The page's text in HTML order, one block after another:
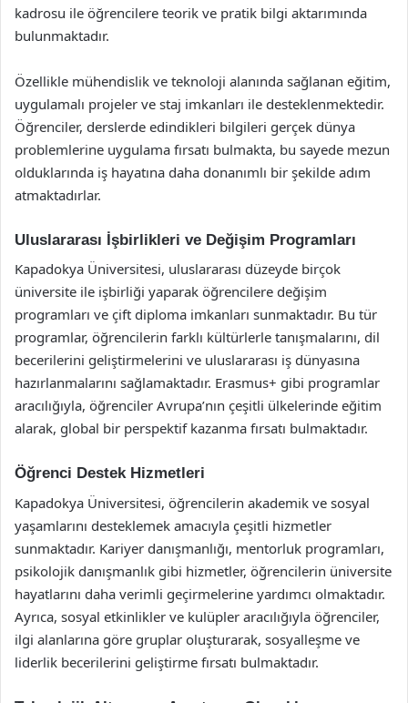
kadrosu ile öğrencilere teorik ve pratik bilgi aktarımında
bulunmaktadır.
Özellikle mühendislik ve teknoloji alanında sağlanan eğitim,
uygulamalı projeler ve staj imkanları ile desteklenmektedir.
Öğrenciler, derslerde edindikleri bilgileri gerçek dünya
problemlerine uygulama fırsatı bulmakta, bu sayede mezun
olduklarında iş hayatına daha donanımlı bir şekilde adım
atmaktadırlar.
Uluslararası İşbirlikleri ve Değişim Programları
Kapadokya Üniversitesi, uluslararası düzeyde birçok
üniversite ile işbirliği yaparak öğrencilere değişim
programları ve çift diploma imkanları sunmaktadır. Bu tür
programlar, öğrencilerin farklı kültürlerle tanışmalarını, dil
becerilerini geliştirmelerini ve uluslararası iş dünyasına
hazırlanmalarını sağlamaktadır. Erasmus+ gibi programlar
aracılığıyla, öğrenciler Avrupa’nın çeşitli ülkelerinde eğitim
alarak, global bir perspektif kazanma fırsatı bulmaktadır.
Öğrenci Destek Hizmetleri
Kapadokya Üniversitesi, öğrencilerin akademik ve sosyal
yaşamlarını desteklemek amacıyla çeşitli hizmetler
sunmaktadır. Kariyer danışmanlığı, mentorluk programları,
psikolojik danışmanlık gibi hizmetler, öğrencilerin üniversite
hayatlarını daha verimli geçirmelerine yardımcı olmaktadır.
Ayrıca, sosyal etkinlikler ve kulüpler aracılığıyla öğrenciler,
ilgi alanlarına göre gruplar oluşturarak, sosyalleşme ve
liderlik becerilerini geliştirme fırsatı bulmaktadır.